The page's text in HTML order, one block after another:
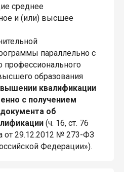
среднее
и (или) высшее
параллельно с
профессионального
образования
квалификации
с получением
об
(ч. 16, ст. 76
от 29.12.2012 № 273-ФЗ
Федерации»).